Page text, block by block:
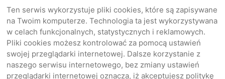
Ten serwis wykorzystuje pliki cookies, które są zapisywane
na Twoim komputerze. Technologia ta jest wykorzystywana
w celach funkcjonalnych, statystycznych i reklamowych.
Pliki cookies możesz kontrolować za pomocą ustawień
swojej przeglądarki internetowej. Dalsze korzystanie z
naszego serwisu internetowego, bez zmiany ustawień
przeglądarki internetowej oznacza, iż akceptujesz politykę